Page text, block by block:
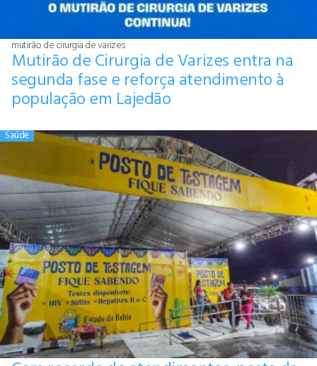
mutirão de cirurgia de varizes
Mutirão de Cirurgia de Varizes entra na
segunda fase e reforça atendimento à
população em Lajedão
Saúde